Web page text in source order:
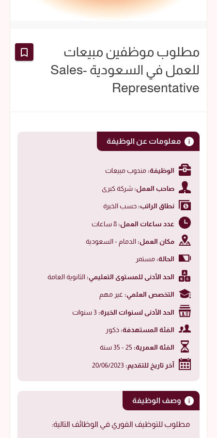
مطلوب موظفين مبيعات
للعمل في السعودية -Sales
Representative
معلومات عن الوظيفة
الوظيفة: مندوب مبيعات
صاحب العمل: شركة كبرى
نطاق الراتب: حسب الخبرة
عدد ساعات العمل:
مكان العمل: الدمام - السعودية
الحالة: مستمر
الحد الأدنى للمستوى التعليمي: الثانوية العامة
التخصص العلمي: غير مهم
الحد الأدنى لسنوات الخبرة:
الفئة المستهدفة: ذكور
الفئة العمرية:
آخر تاريخ للتقديم:
وصف الوظيفة
مطلوب للتوظيف الفوري في الوظائف التالية: